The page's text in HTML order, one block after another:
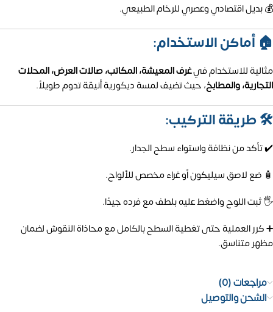
💰 بديل اقتصادي وعصري للرخام الطبيعي.
🏠 أماكن الاستخدام:
مثالية للاستخدام فيغرف المعيشة، المكاتب، صالات العرض، المحلات
التجارية، والمطابخ، حيث تضيف لمسة ديكورية أنيقة تدوم طويلاً.
🛠️ طريقة التركيب:
✔️ تأكد من نظافة واستواء سطح الجدار.
🧴 ضع لاصق سيليكون أو غراء مخصص للألواح.
🖐️ ثبت اللوح واضغط عليه بلطف مع فرده جيدًا.
➕ كرر العملية حتى تغطية السطح بالكامل مع محاذاة النقوش لضمان
مظهر متناسق.
مراجعات (0)
الشحن والتوصيل